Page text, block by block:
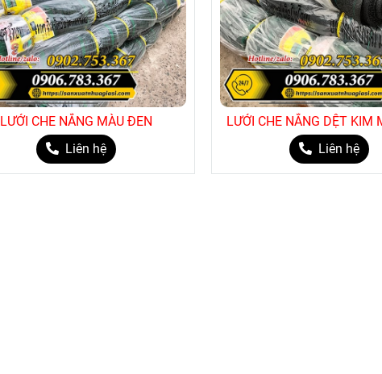
NHẤN ĐÂYđể xem
LƯỚI CHE NẮNG MÀU ĐEN
Liên hệ
LƯỚI CHE NẮNG DỆT KIM
Liên hệ